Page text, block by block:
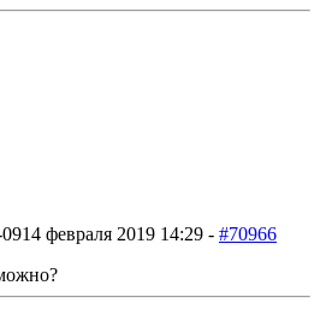
14 февраля 2019 14:29 - #70966